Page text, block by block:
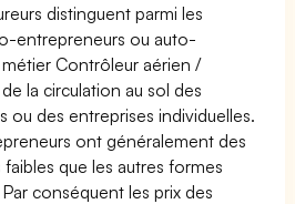
distinguent parmi les
entrepreneurs ou auto-
Contrôleur aérien /
la circulation au sol des
ou des entreprises individuelles.
ont généralement des
que les autres formes
conséquent les prix des